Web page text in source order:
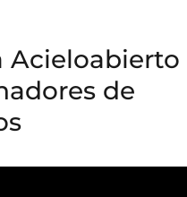
Acieloabierto
de